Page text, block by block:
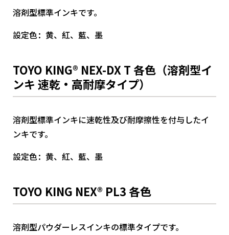
溶剤型標準インキです。
設定色：黄、紅、藍、墨
TOYO KING® NEX-DX T 各色（溶剤型イ
ンキ 速乾・高耐摩タイプ）
溶剤型標準インキに速乾性及び耐摩擦性を付与したイ
ンキです。
設定色：黄、紅、藍、墨
TOYO KING NEX® PL3 各色
溶剤型パウダーレスインキの標準タイプです。